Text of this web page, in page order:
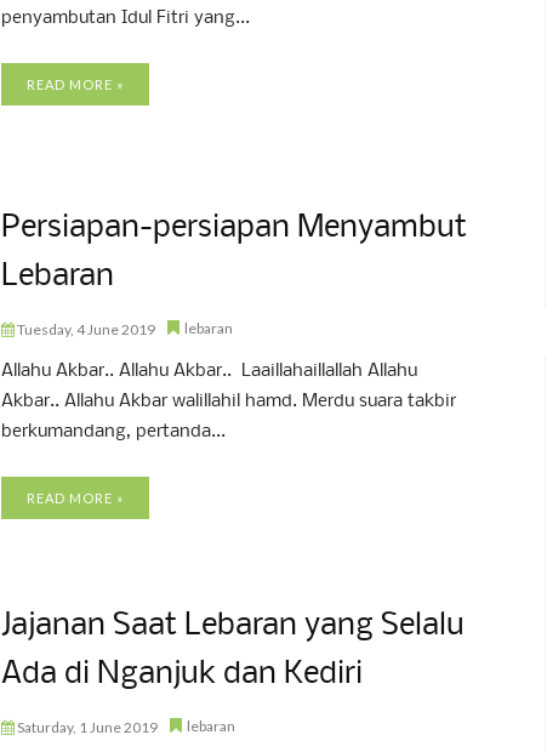
penyambutan Idul Fitri yang...
READ MORE »
Persiapan-persiapan Menyambut
Lebaran
Tuesday, 4 June 2019 lebaran
Allahu Akbar.. Allahu Akbar.. Laaillahaillallah Allahu
Akbar.. Allahu Akbar walillahil hamd. Merdu suara takbir
berkumandang, pertanda...
READ MORE »
Jajanan Saat Lebaran yang Selalu
Ada di Nganjuk dan Kediri
Saturday, 1 June 2019 lebaran